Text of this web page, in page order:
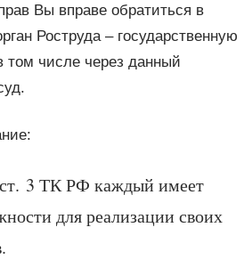
Вы вправе обратиться в
Роструда – государственную
том числе через данный
3 ТК РФ каждый имеет
для реализации своих